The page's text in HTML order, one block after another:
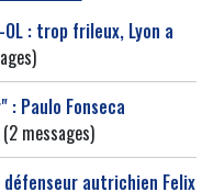
: trop frileux, Lyon a
Paulo Fonseca
(2 messages)
autrichien Felix